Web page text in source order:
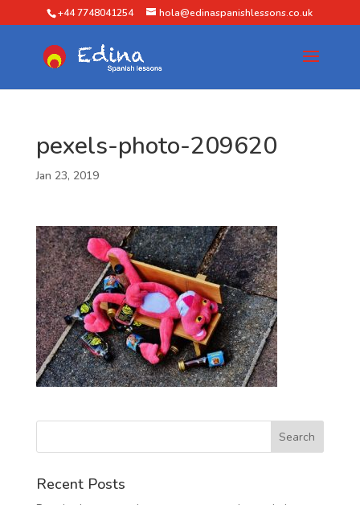
+44 7748041254 hola@edinaspanishlessons.co.uk
pexels-photo-209620
Jan 23, 2019
Recent Posts